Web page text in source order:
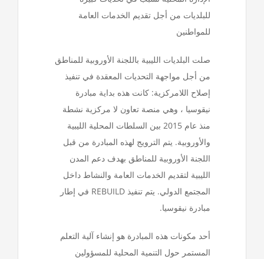
للبلديات من أجل تقديم الخدمات العامة
للمواطنين
صلت البلديات الليبية باللجنة الأوروبية للمناطق
من أجل مواجهة التحديات المعقدة في تنفيذ
إصلاح اللامركزية: كانت هذه بداية مبادرة
نيقوسيا ، وهي منصة تعاون لا مركزية نشطة
منذ عام 2015 بين السلطات المحلية الليبية
والأوروبية. يتم الترويج لهذه المبادرة من قبل
اللجنة الأوروبية للمناطق بهدف دعم المدن
الليبية لتقديم الخدمات العامة والنشاط داخل
المجتمع الدولي. يتم تنفيذ REBUILD في إطار
مبادرة نيقوسيا.
أحد مكونات هذه المبادرة هو إنشاء آلية التعلم
المستمر حول التنمية المحلية للمسؤولين